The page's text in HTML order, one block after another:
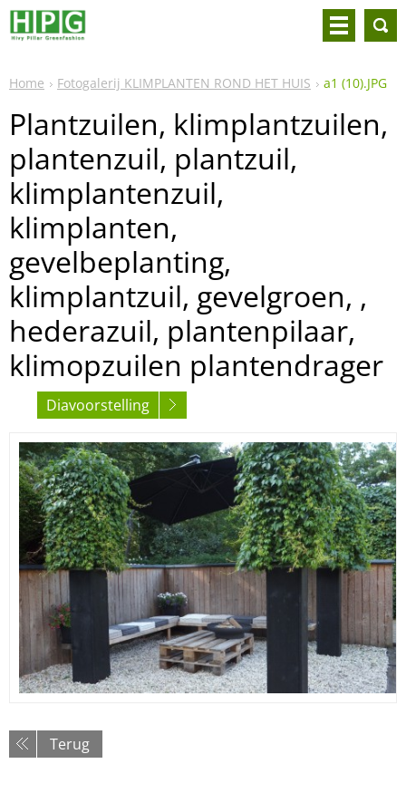
Home Fotogalerij KLIMPLANTEN ROND HET HUIS a1 (10).JPG
Plantzuilen, klimplantzuilen,
plantenzuil, plantzuil,
klimplantenzuil,
klimplanten,
gevelbeplanting,
klimplantzuil, gevelgroen, ,
hederazuil, plantenpilaar,
klimopzuilen plantendrager
Diavoorstelling
Terug